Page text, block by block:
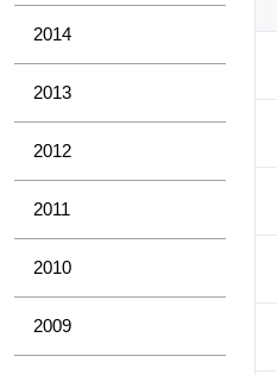
2014
2013
2012
2011
2010
2009